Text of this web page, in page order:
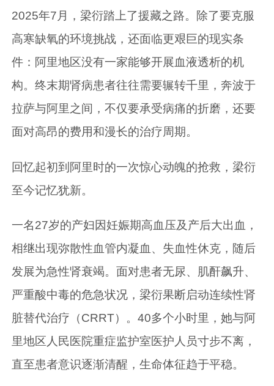
2025年7月，梁衍踏上了援藏之路。除了要克服
高寒缺氧的环境挑战，还面临更艰巨的现实条
件：阿里地区没有一家能够开展血液透析的机
构。终末期肾病患者往往需要辗转千里，奔波于
拉萨与阿里之间，不仅要承受病痛的折磨，还要
面对高昂的费用和漫长的治疗周期。
回忆起初到阿里时的一次惊心动魄的抢救，梁衍
至今记忆犹新。
一名27岁的产妇因妊娠期高血压及产后大出血，
相继出现弥散性血管内凝血、失血性休克，随后
发展为急性肾衰竭。面对患者无尿、肌酐飙升、
严重酸中毒的危急状况，梁衍果断启动连续性肾
脏替代治疗（CRRT）。40多个小时里，她与阿
里地区人民医院重症监护室医护人员寸步不离，
直至患者意识逐渐清醒，生命体征趋于平稳。